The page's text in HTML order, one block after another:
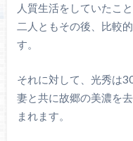
人質生活をしていたこ
二人ともその後、比較
す。
それに対して、光秀は
妻と共に故郷の美濃を
まれます。